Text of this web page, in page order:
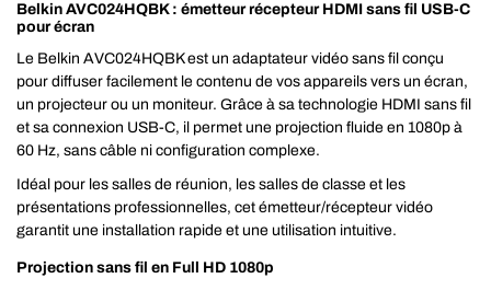
Belkin AVC024HQBK : émetteur récepteur HDMI sans fil USB-C
pour écran
Le Belkin AVC024HQBK est un adaptateur vidéo sans fil conçu
pour diffuser facilement le contenu de vos appareils vers un écran,
un projecteur ou un moniteur. Grâce à sa technologie HDMI sans fil
et sa connexion USB-C, il permet une projection fluide en 1080p à
60 Hz, sans câble ni configuration complexe.
Idéal pour les salles de réunion, les salles de classe et les
présentations professionnelles, cet émetteur/récepteur vidéo
garantit une installation rapide et une utilisation intuitive.
Projection sans fil en Full HD 1080p